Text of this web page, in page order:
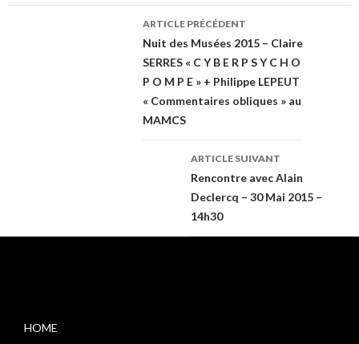
Navigation
ARTICLE PRÉCÉDENT
Nuit des Musées 2015 – Claire
SERRES « C Y B E R P S Y C H O
P O M P E » + Philippe LEPEUT
« Commentaires obliques » au
MAMCS
ARTICLE SUIVANT
Rencontre avec Alain
Declercq – 30 Mai 2015 –
14h30
HOME